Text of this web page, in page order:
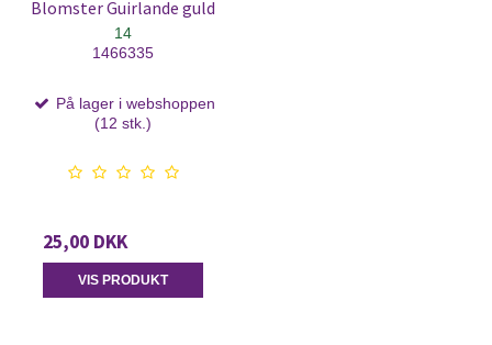
Blomster Guirlande guld
14
1466335
På lager i webshoppen
(12 stk.)
25,00 DKK
VIS PRODUKT